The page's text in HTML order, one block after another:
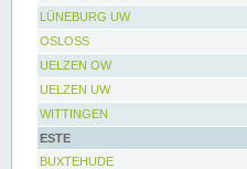
LÜNEBURG UW
OSLOSS
UELZEN OW
UELZEN UW
WITTINGEN
ESTE
BUXTEHUDE